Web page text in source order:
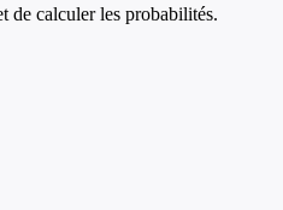
de calculer les probabilités.